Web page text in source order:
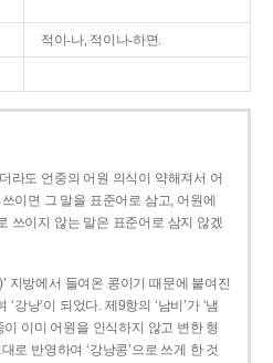
적이-나, 적이나-하면.
라도 언중의 어원 의식이 약해져서 어
이면 그 말을 표준어로 삼고, 어원에
쓰이지 않는 말은 표준어로 삼지 않겠
지방에서 들여온 콩이기 때문에 붙여진
강낭’이 되었다. 제9항의 ‘남비’가 ‘냄
이미 어원을 인식하지 않고 변한 형
로 반영하여 ‘강낭콩’으로 쓰게 한 것